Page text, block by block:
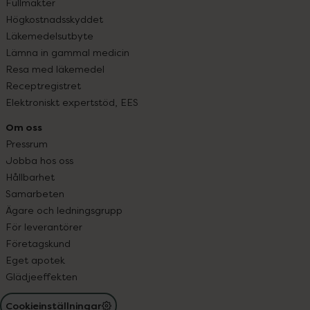
Fullmakter
Högkostnadsskyddet
Läkemedelsutbyte
Lämna in gammal medicin
Resa med läkemedel
Receptregistret
Elektroniskt expertstöd, EES
Om oss
Pressrum
Jobba hos oss
Hållbarhet
Samarbeten
Ägare och ledningsgrupp
För leverantörer
Företagskund
Eget apotek
Glädjeeffekten
Cookieinställningar